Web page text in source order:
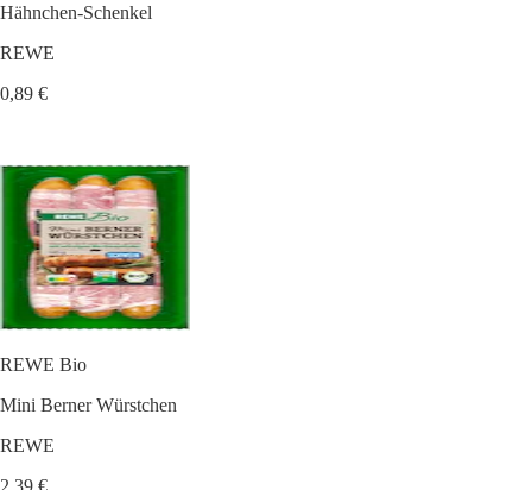
Hähnchen-Schenkel
REWE
0,89 €
REWE Bio
Mini Berner Würstchen
REWE
2,39 €